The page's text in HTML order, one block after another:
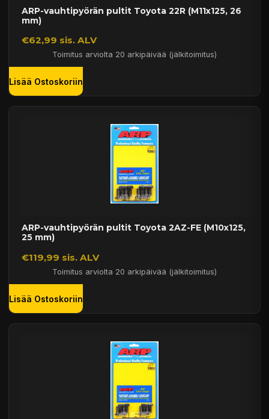
ARP-vauhtipyörän pultit Toyota 22R (M11x125, 26
mm)
€62,99 sis. ALV
Toimitus arviolta 20 arkipäivää (jälkitoimitus)
Lisää Ostoskoriin
ARP-vauhtipyörän pultit Toyota 2AZ-FE (M10x125,
25 mm)
€119,99 sis. ALV
Toimitus arviolta 20 arkipäivää (jälkitoimitus)
Lisää Ostoskoriin